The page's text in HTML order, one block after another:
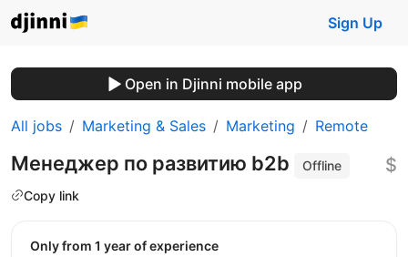
Sign Up
Open in Djinni mobile app
All jobs Marketing & Sales Marketing Remote
Менеджер по развитию b2b
Offline
Copy link
$
Only from 1 year of experience